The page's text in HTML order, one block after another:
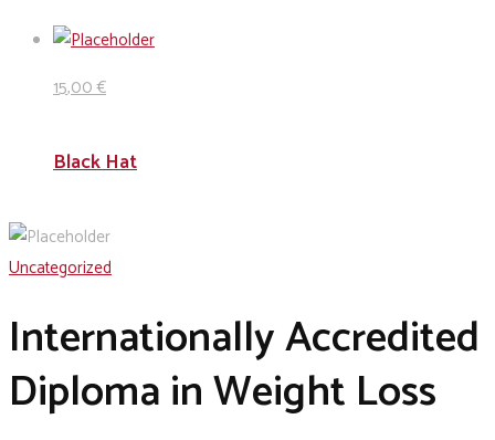
15,00€
Black Hat
Uncategorized
Internationally Accredited
Diploma in Weight Loss